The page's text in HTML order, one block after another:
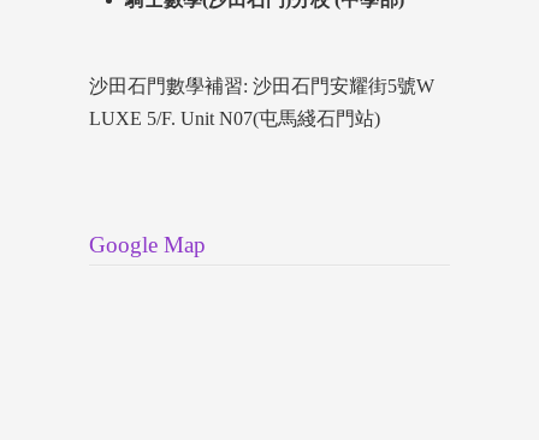
沙田石門數學補習: 沙田石門安耀街5號W
LUXE 5/F. Unit N07(屯馬綫石門站)
Google Map